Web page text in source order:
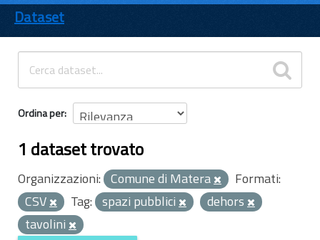
ENTI
TEMI
INFORMAZIONI
Dataset
Ordina per
1 dataset trovato
Organizzazioni: Comune di Matera
Formati:
CSV
Tag: spazi pubblici
dehors
tavolini